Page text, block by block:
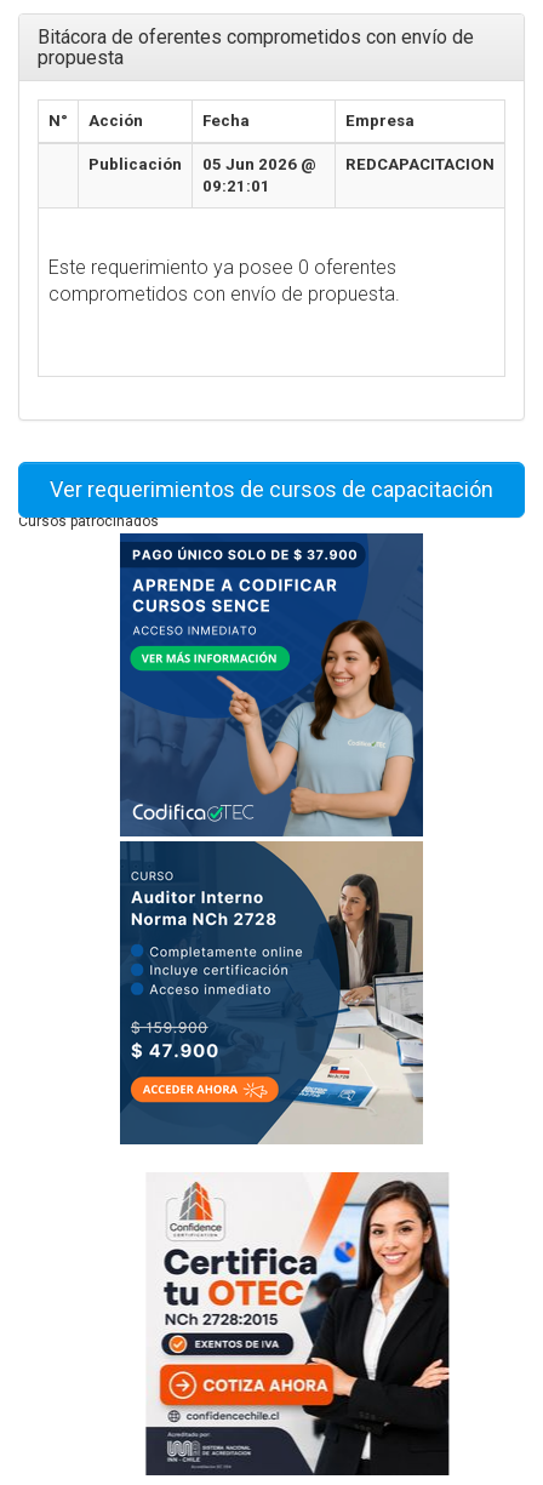
Bitácora de oferentes comprometidos con envío de
propuesta
N° Acción Fecha Empresa
Publicación
05 Jun 2026 @
09:21:01
REDCAPACITACION
Este requerimiento ya posee 0 oferentes
comprometidos con envío de propuesta.
Ver requerimientos de cursos de capacitación
Cursos patrocinados